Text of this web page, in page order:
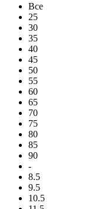
Все
25
30
35
40
45
50
55
60
65
70
75
80
85
90
-
8.5
9.5
10.5